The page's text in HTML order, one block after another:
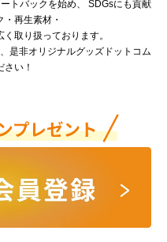
トバックを始め、 SDGsにも貢献
再生素材・
取り扱っております。
是非オリジナルグッズドットコム
さい！